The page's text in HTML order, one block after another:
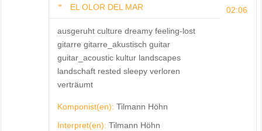
EL OLOR DEL MAR 02:06
ausgeruht culture dreamy feeling-lost
gitarre gitarre_akustisch guitar
guitar_acoustic kultur landscapes
landschaft rested sleepy verloren
verträumt
Komponist(en): Tilmann Höhn
Interpret(en): Tilmann Höhn